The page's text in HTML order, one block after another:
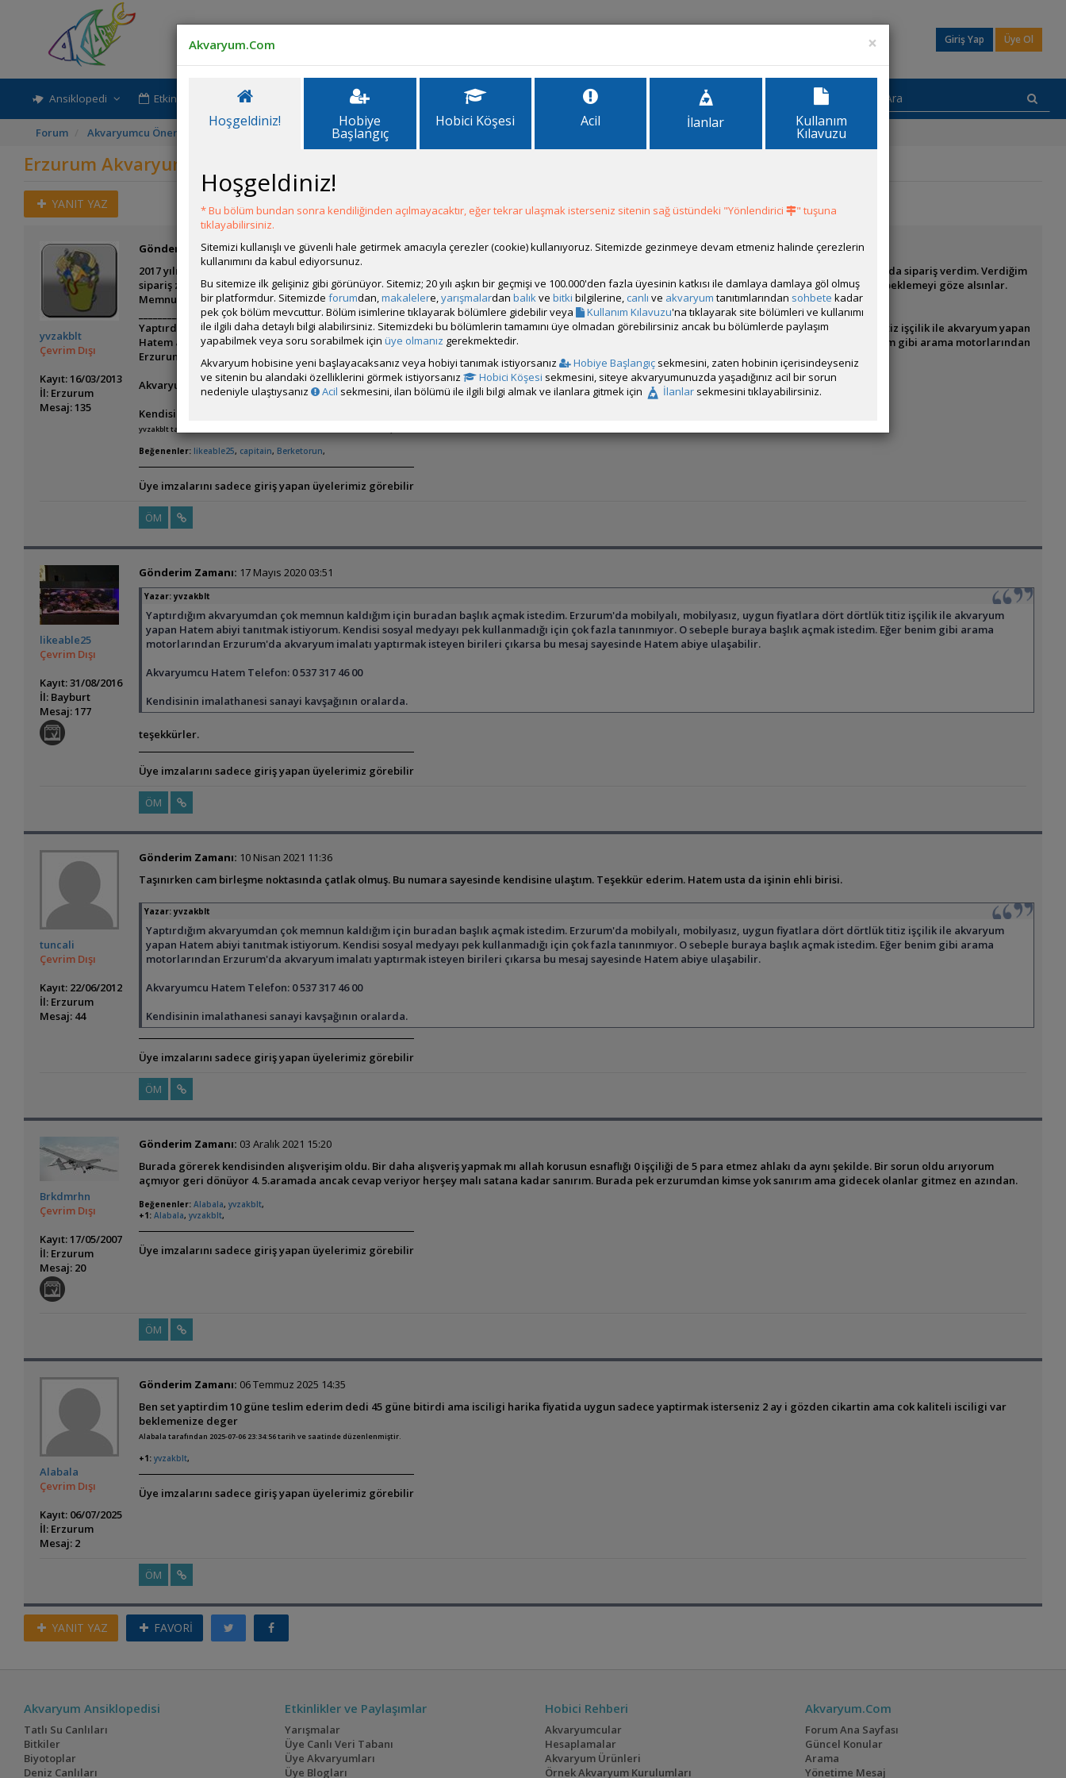
Giriş Yap Üye Ol
Ansiklopedi Etkinlik-Paylaşım İlanlar Forum
Forum Akvaryumcu Önerileri ve Duyuruları Erzurum Akvaryum İmalatı
Erzurum Akvaryum İmalatı
YANIT YAZ
yvzakblt
Çevrim Dışı
Kayıt: 16/03/2013
İl: Erzurum
Mesaj: 135
Gönderim Zamanı: 07 Ağustos 2017 15:49
2017 yılında yazmıştım bu mesajı. 2026 yılında sırf bu mesajı güncellemek için giriş yaptım. Arkadaşlar bir akvaryum ihtiyacım oldu Kasım ayının başında sipariş verdim. Verdiğim
sipariş zoraki baskılarla Ocak ayında teslim edildi. Armatür lamba ise Şubat ayı geldi hala teslim edilemedi. Yani sipariş verecekler bu kadar zaman beklemeyi göze alsınlar.
Memnuniyetsizliğimden dolayı numarasını buradan kaldırdım. Yaptırmak isteyenler kendileri araştırıp bulsun ben vesile olmayayım.
_______________________
Yaptırdığım akvaryumdan çok memnun kaldığım için buradan başlık açmak istedim. Erzurum'da mobilyalı, mobilyasız, uygun fiyatlara dört dörtlük titiz işçilik ile akvaryum yapan
Hatem abiyi tanıtmak istiyorum. Kendisi sosyal medyayı pek kullanmadığı için çok fazla tanınmıyor. O sebeple buraya başlık açmak istedim. Eğer benim gibi arama motorlarından
Erzurum'da akvaryum imalatı yaptırmak isteyen birileri çıkarsa bu mesaj sayesinde Hatem abiye ulaşabilir.
Akvaryumcu Hatem Telefon: —-
Kendisinin imalathanesi sanayi kavşağının oralarda.
yvzakblt tarafından 2026-02-03 21:08:44 tarih ve saatinde düzenlenmiştir.
Beğenenler: likeable25, capitain, Berketorun,
Üye imzalarını sadece giriş yapan üyelerimiz görebilir
ÖM
likeable25
Çevrim Dışı
Kayıt: 31/08/2016
İl: Bayburt
Mesaj: 177
Gönderim Zamanı: 17 Mayıs 2020 03:51
Yazar:yvzakblt
Yaptırdığım akvaryumdan çok memnun kaldığım için buradan başlık açmak istedim. Erzurum'da mobilyalı, mobilyasız, uygun fiyatlara dört dörtlük titiz işçilik ile akvaryum
yapan Hatem abiyi tanıtmak istiyorum. Kendisi sosyal medyayı pek kullanmadığı için çok fazla tanınmıyor. O sebeple buraya başlık açmak istedim. Eğer benim gibi arama
motorlarından Erzurum'da akvaryum imalatı yaptırmak isteyen birileri çıkarsa bu mesaj sayesinde Hatem abiye ulaşabilir.
Akvaryumcu Hatem Telefon: 0 537 317 46 00
Kendisinin imalathanesi sanayi kavşağının oralarda.
teşekkürler.
Üye imzalarını sadece giriş yapan üyelerimiz görebilir
ÖM
tuncali
Çevrim Dışı
Kayıt: 22/06/2012
İl: Erzurum
Mesaj: 44
Gönderim Zamanı: 10 Nisan 2021 11:36
Taşınırken cam birleşme noktasında çatlak olmuş. Bu numara sayesinde kendisine ulaştım. Teşekkür ederim. Hatem usta da işinin ehli birisi.
Yazar:yvzakblt
Yaptırdığım akvaryumdan çok memnun kaldığım için buradan başlık açmak istedim. Erzurum'da mobilyalı, mobilyasız, uygun fiyatlara dört dörtlük titiz işçilik ile akvaryum
yapan Hatem abiyi tanıtmak istiyorum. Kendisi sosyal medyayı pek kullanmadığı için çok fazla tanınmıyor. O sebeple buraya başlık açmak istedim. Eğer benim gibi arama
motorlarından Erzurum'da akvaryum imalatı yaptırmak isteyen birileri çıkarsa bu mesaj sayesinde Hatem abiye ulaşabilir.
Akvaryumcu Hatem Telefon: 0 537 317 46 00
Kendisinin imalathanesi sanayi kavşağının oralarda.
Üye imzalarını sadece giriş yapan üyelerimiz görebilir
ÖM
Brkdmrhn
Çevrim Dışı
Kayıt: 17/05/2007
İl: Erzurum
Mesaj: 20
Gönderim Zamanı: 03 Aralık 2021 15:20
Burada görerek kendisinden alışverişim oldu. Bir daha alışveriş yapmak mı allah korusun esnaflığı 0 işçiliği de 5 para etmez ahlakı da aynı şekilde. Bir sorun oldu arıyorum
açmıyor geri dönüyor 4. 5.aramada ancak cevap veriyor herşey malı satana kadar sanırım. Burada pek erzurumdan kimse yok sanırım ama gidecek olanlar gitmez en azından.
Beğenenler: Alabala,yvzakblt,
+1: Alabala,yvzakblt,
Üye imzalarını sadece giriş yapan üyelerimiz görebilir
ÖM
Alabala
Çevrim Dışı
Kayıt: 06/07/2025
İl: Erzurum
Mesaj: 2
Gönderim Zamanı: 06 Temmuz 2025 14:35
Ben set yaptirdim 10 güne teslim ederim dedi 45 güne bitirdi ama isciligi harika fiyatida uygun sadece yaptirmak isterseniz 2 ay i gözden cikartin ama cok kaliteli isciligi var
beklemenize deger
Alabala tarafından 2025-07-06 23:34:56 tarih ve saatinde düzenlenmiştir.
+1: yvzakblt,
Üye imzalarını sadece giriş yapan üyelerimiz görebilir
ÖM
YANIT YAZ FAVORİ
Akvaryum Ansiklopedisi
Tatlı Su Canlıları
Bitkiler
Biyotoplar
Deniz Canlıları
Etkinlikler ve Paylaşımlar
Yarışmalar
Üye Canlı Veri Tabanı
Üye Akvaryumları
Üye Blogları
Hobici Rehberi
Akvaryumcular
Hesaplamalar
Akvaryum Ürünleri
Örnek Akvaryum Kurulumları
Akvaryum.Com
Forum Ana Sayfası
Güncel Konular
Arama
Yönetime Mesaj
×
Akvaryum.Com
Hoşgeldiniz! Hobiye
Başlangıç
Hobici Köşesi Acil İlanlar Kullanım
Kılavuzu
Hoşgeldiniz!
* Bu bölüm bundan sonra kendiliğinden açılmayacaktır, eğer tekrar ulaşmak isterseniz sitenin sağ üstündeki "Yönlendirici
" tuşuna
tıklayabilirsiniz.
Sitemizi kullanışlı ve güvenli hale getirmek amacıyla çerezler (cookie) kullanıyoruz. Sitemizde gezinmeye devam etmeniz halinde çerezlerin
kullanımını da kabul ediyorsunuz.
Bu sitemize ilk gelişiniz gibi görünüyor. Sitemiz; 20 yılı aşkın bir geçmişi ve 100.000'den fazla üyesinin katkısı ile damlaya damlaya göl olmuş
bir platformdur. Sitemizde forumdan,makalelere,yarışmalardan balıkve bitki bilgilerine, canlı ve akvaryum tanıtımlarından sohbete kadar
pek çok bölüm mevcuttur. Bölüm isimlerine tıklayarak bölümlere gidebilir veya
Kullanım Kılavuzu'na tıklayarak site bölümleri ve kullanımı
ile ilgili daha detaylı bilgi alabilirsiniz. Sitemizdeki bu bölümlerin tamamını üye olmadan görebilirsiniz ancak bu bölümlerde paylaşım
yapabilmek veya soru sorabilmek için üye olmanız gerekmektedir.
Akvaryum hobisine yeni başlayacaksanız veya hobiyi tanımak istiyorsanız
Hobiye Başlangıç sekmesini, zaten hobinin içerisindeyseniz
ve sitenin bu alandaki özelliklerini görmek istiyorsanız
Hobici Köşesi sekmesini, siteye akvaryumunuzda yaşadığınız acil bir sorun
nedeniyle ulaştıysanız
Acil sekmesini, ilan bölümü ile ilgili bilgi almak ve ilanlara gitmek için İlanlar sekmesini tıklayabilirsiniz.